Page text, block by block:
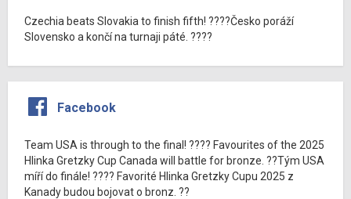
Czechia beats Slovakia to finish fifth! ????Česko poráží
Slovensko a končí na turnaji páté. ????
Facebook
Team USA is through to the final! ???? Favourites of the 2025
Hlinka Gretzky Cup Canada will battle for bronze. ??Tým USA
míří do finále! ???? Favorité Hlinka Gretzky Cupu 2025 z
Kanady budou bojovat o bronz. ??